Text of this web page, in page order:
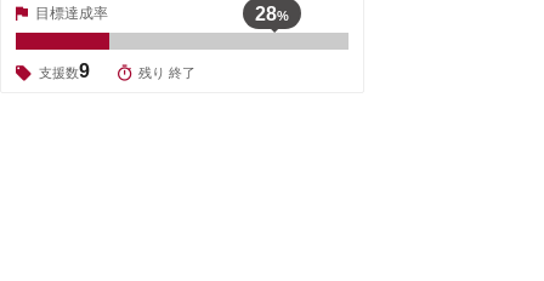
目標達成率 28%
支援数9 残り 終了